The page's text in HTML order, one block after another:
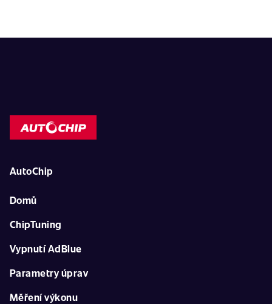
AutoChip
Domů
ChipTuning
Vypnutí AdBlue
Parametry úprav
Měření výkonu